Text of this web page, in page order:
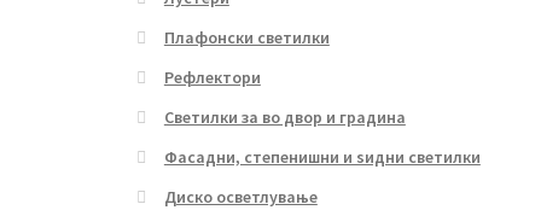
Плафонски светилки
Рефлектори
Светилки за во двор и градина
Фасадни, степенишни и ѕидни светилки
Диско осветлување